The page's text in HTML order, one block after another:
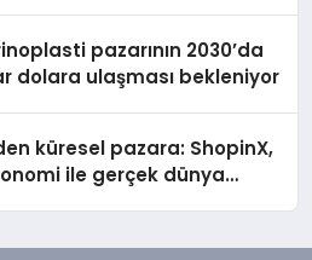
pazarının 2030’da
dolara ulaşması bekleniyor
küresel pazara: ShopinX,
ile gerçek dünya